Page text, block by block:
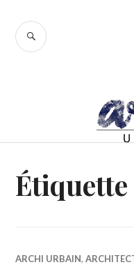
contenu
RECHERCHE
Étiquette
ARCHI URBAIN,